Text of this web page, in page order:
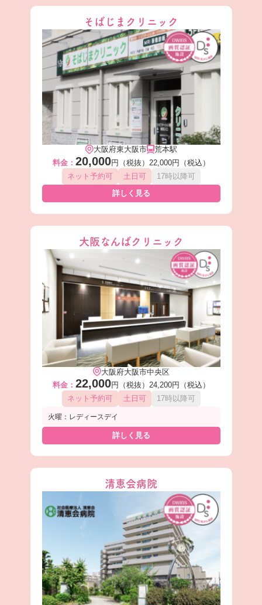
そばじまクリニック
大阪府東大阪市
荒本駅
料金： 20,000円（税抜） 22,000円（税込）
ネット予約可
土日可
17時以降可
詳しく見る
大阪なんばクリニック
大阪府大阪市中央区
料金： 22,000円（税抜） 24,200円（税込）
ネット予約可
土日可 17時以降可
火曜：レディースデイ
詳しく見る
清恵会病院